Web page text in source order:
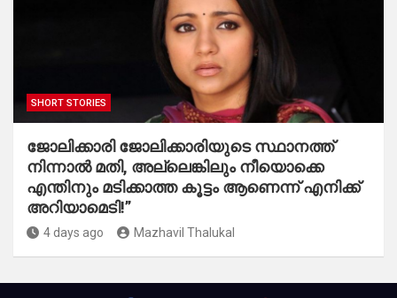
SHORT STORIES
ജോലിക്കാരി ജോലിക്കാരിയുടെ സ്ഥാനത്ത്
നിന്നാൽ മതി, അല്ലെങ്കിലും നീയൊക്കെ
എന്തിനും മടിക്കാത്ത കൂട്ടം ആണെന്ന് എനിക്ക്
അറിയാമെടി!”
4 days ago Mazhavil Thalukal